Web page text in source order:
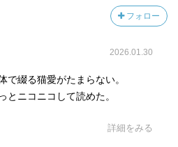
フォロー
2026.01.30
で綴る猫愛がたまらない。
とニコニコして読めた。
詳細をみる